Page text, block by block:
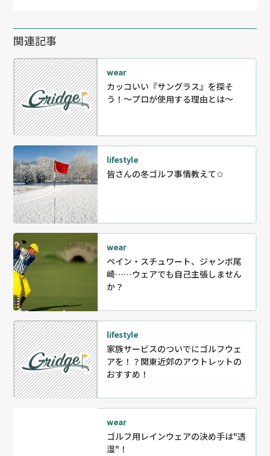
関連記事
wear
カッコいい『サングラス』を探そ
う！～プロが使用する理由とは～
lifestyle
皆さんの冬ゴルフ事情教えて✩
wear
ペイン・スチュワート、ジャンボ尾
崎……ウェアでも自己主張しません
か？
lifestyle
家族サービスのついでにゴルフウェ
アを！？関東近郊のアウトレットの
おすすめ！
wear
ゴルフ用レインウェアの決め手は"透
湿"！